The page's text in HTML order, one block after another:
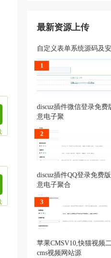
最新资源上传
自定义表单系统源码及
1
discuz插件微信登录免费
意电子聚
2
discuz插件QQ登录免费
意电子聚合
3
苹果CMSV10,快猫视频
cms视频网站源